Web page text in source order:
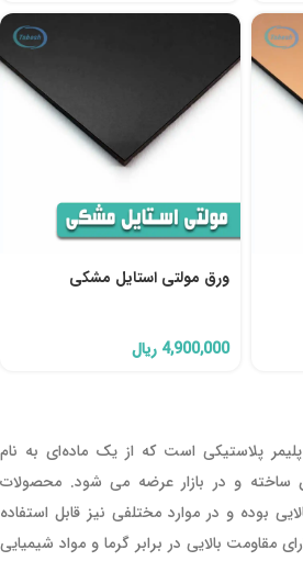
ورق مولتی استایل مشکی
4,900,000 ریال
پلاستیکی است که از یک ماده‌ای به نام
ساخته و در بازار عرضه می شود. محصولات
بوده و در موارد مختلفی نیز قابل استفاده
مقاومت بالایی در برابر گرما و مواد شیمیایی